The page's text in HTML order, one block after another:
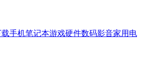
手机笔记本游戏硬件数码影音家用电